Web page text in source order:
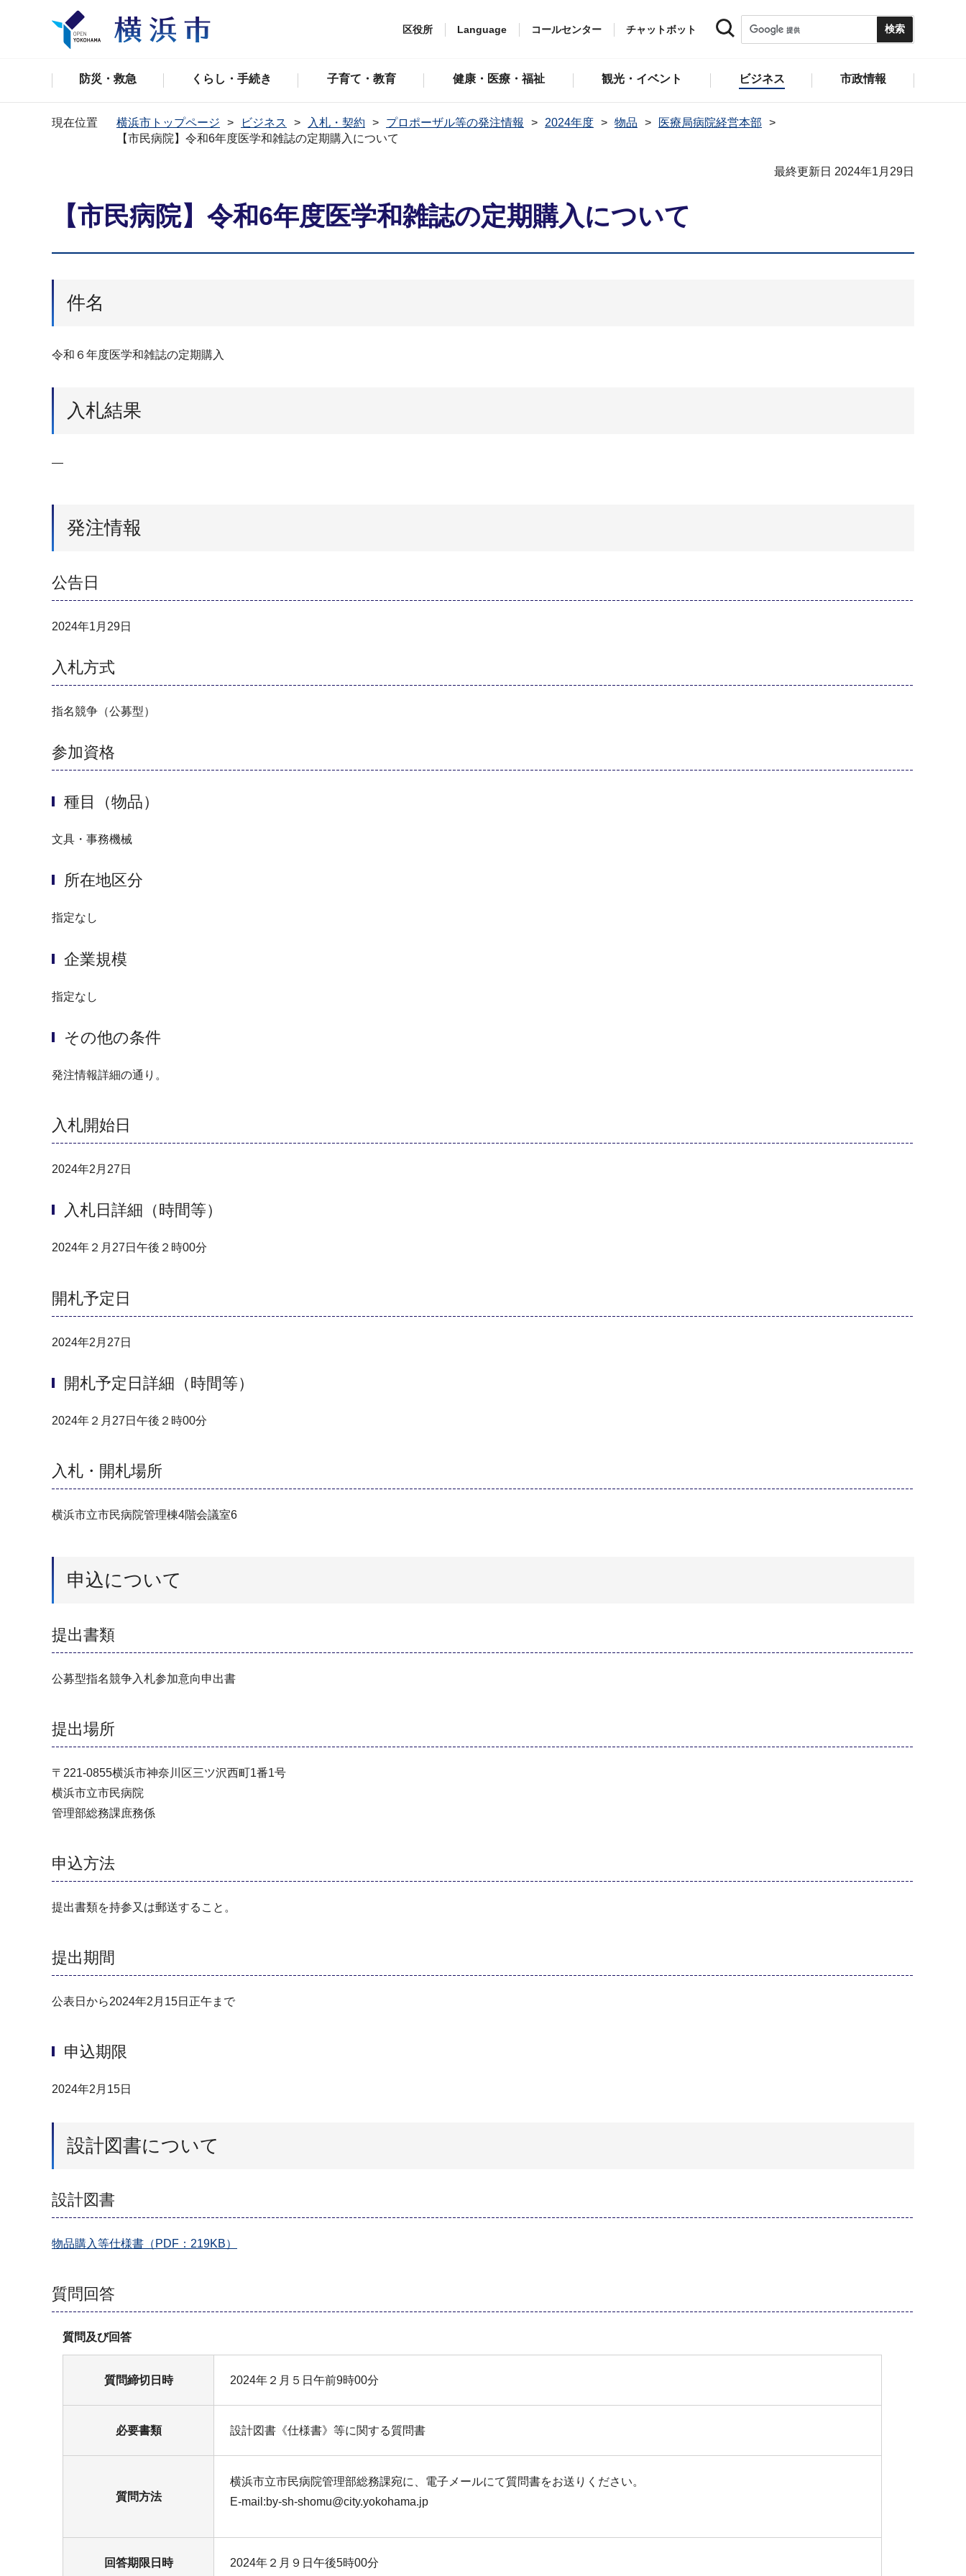
区役所 Language コールセンター チャットボット
防災・救急 くらし・手続き 子育て・教育 健康・医療・福祉 観光・イベント ビジネス 市政情報
現在位置 横浜市トップページ ビジネス 入札・契約 プロポーザル等の発注情報 2024年度 物品
医療局病院経営本部
【市民病院】令和6年度医学和雑誌の定期購入について
最終更新日 2024年1月29日
【市民病院】令和6年度医学和雑誌の定期購入について
件名
令和６年度医学和雑誌の定期購入
入札結果
―
発注情報
公告日
2024年1月29日
入札方式
指名競争（公募型）
参加資格
種目（物品）
文具・事務機械
所在地区分
指定なし
企業規模
指定なし
その他の条件
発注情報詳細の通り。
入札開始日
2024年2月27日
入札日詳細（時間等）
2024年２月27日午後２時00分
開札予定日
2024年2月27日
開札予定日詳細（時間等）
2024年２月27日午後２時00分
入札・開札場所
横浜市立市民病院管理棟4階会議室6
申込について
提出書類
公募型指名競争入札参加意向申出書
提出場所
〒221-0855横浜市神奈川区三ツ沢西町1番1号
横浜市立市民病院
管理部総務課庶務係
申込方法
提出書類を持参又は郵送すること。
提出期間
公表日から2024年2月15日正午まで
申込期限
2024年2月15日
設計図書について
設計図書
物品購入等仕様書（PDF：219KB）
質問回答
質問及び回答
質問締切日時 2024年２月５日午前9時00分
必要書類 設計図書《仕様書》等に関する質問書
質問方法
横浜市立市民病院管理部総務課宛に、電子メールにて質問書をお送りください。
E-mail:by-sh-shomu@city.yokohama.jp
回答期限日時 2024年２月９日午後5時00分